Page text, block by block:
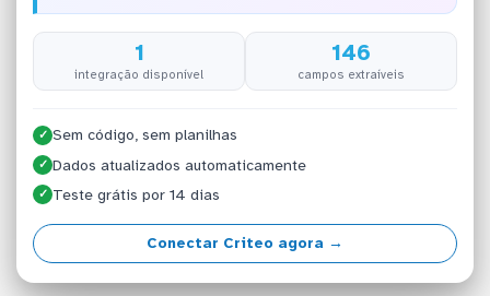
1
integração disponível
146
campos extraíveis
✓ Sem código, sem planilhas
✓ Dados atualizados automaticamente
✓ Teste grátis por 14 dias
Conectar Criteo agora →